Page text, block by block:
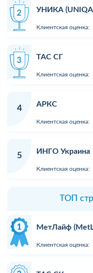
УНИКА
Клиентская оценка:
ТАС СГ
Клиентская оценка:
4
АРКС
Клиентская оценка:
5
ИНГО Украина
Клиентская оценка:
ТОП
МетЛайф
Клиентская оценка: